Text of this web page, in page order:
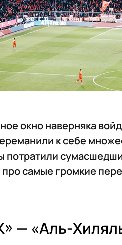
окно наверняка
к себе
потратили
самые громкие
— «Аль-